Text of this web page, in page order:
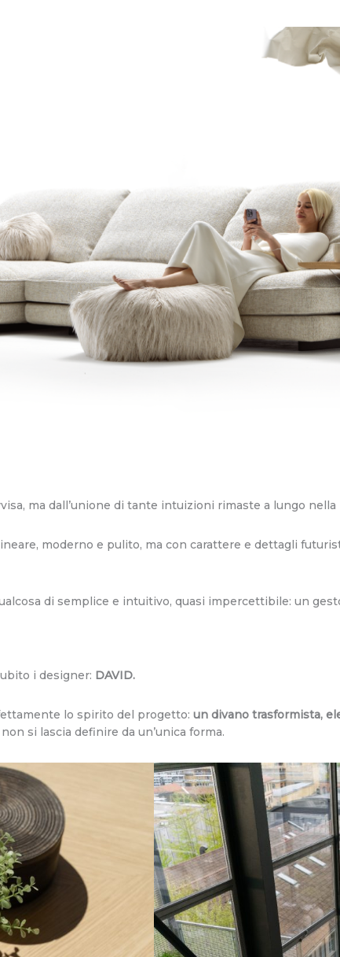
ma dall’unione di tante intuizioni rimaste a lungo
moderno e pulito, ma con carattere e dettagli
di semplice e intuitivo, quasi impercettibile: un
i designer: DAVID.
lo spirito del progetto:un divano trasformista,
non si lascia definire da un’unica forma.